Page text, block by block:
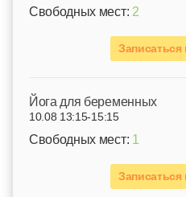
Свободных мест: 2
Записаться
Йога для беременных
10.08 13:15-15:15
Свободных мест: 1
Записаться